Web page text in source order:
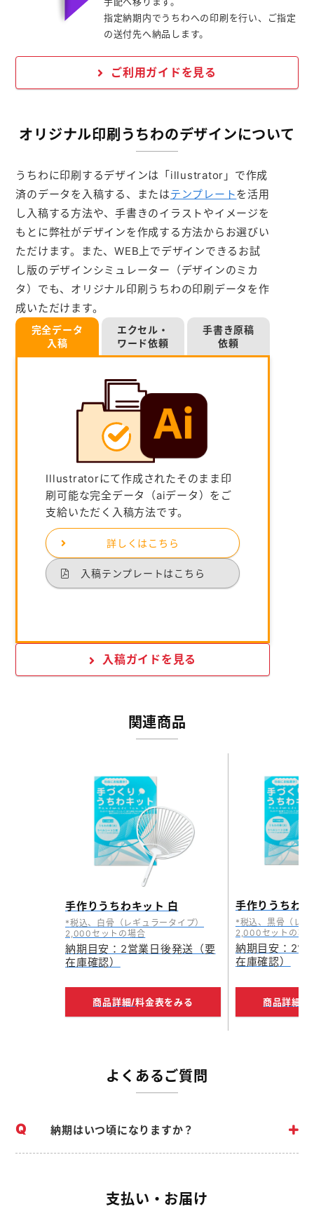
指定納期内でうちわへの印刷を行い、ご指定
の送付先へ納品します。
ご利用ガイドを見る
オリジナル印刷うちわのデザインについて
うちわに印刷するデザインは「illustrator」で作成
済のデータを入稿する、またはテンプレートを活用
し入稿する方法や、手書きのイラストやイメージを
もとに弊社がデザインを作成する方法からお選びい
ただけます。また、WEB上でデザインできるお試
し版のデザインシミュレーター（デザインのミカ
タ）でも、オリジナル印刷うちわの印刷データを作
成いただけます。
完全データ
入稿
エクセル・
ワード依頼
手書き原稿
依頼
Illustratorにて作成されたそのまま印
刷可能な完全データ（aiデータ）をご
支給いただく入稿方法です。
詳しくはこちら
入稿テンプレートはこちら
入稿ガイドを見る
関連商品
手作りうちわキット 白
税込、白骨（レギュラータイプ）
2,000セットの場合
納期目安：2営業日後発送（要
在庫確認）
商品詳細/料金表をみる
手作りうちわ
税込、黒骨（レ
2,000セットの場
納期目安：2営
在庫確認）
商品詳細/
よくあるご質問
納期はいつ頃になりますか？
支払い・お届け